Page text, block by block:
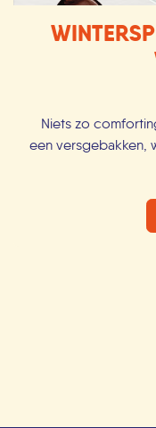
Niets zo
een versgebakken,